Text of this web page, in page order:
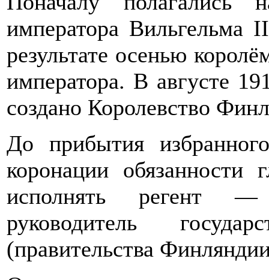
императора Вильгельма
результате осенью
императора. В августе
создано Королевство
До прибытия
коронации обязанности
исполнять регент —
руководитель
(правительства